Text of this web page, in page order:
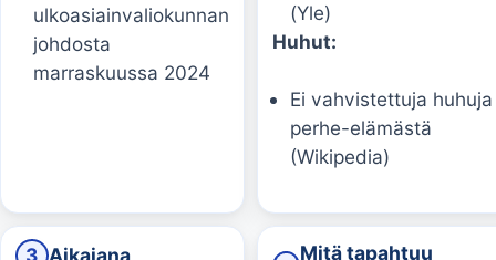
ulkoasiainvaliokunnan
johdosta
marraskuussa 2024
(Yle)
Huhut:
Ei vahvistettuja huhuja
perhe-elämästä
(Wikipedia)
3 Aikajana Mitä tapahtuu